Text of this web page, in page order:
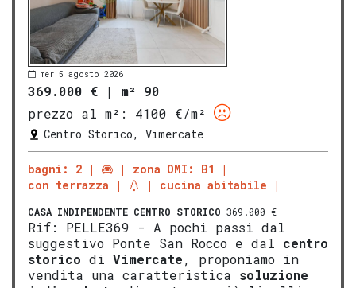
mer 5 agosto 2026
369.000 € | m² 90
prezzo al m²:
4100 €/m²
Centro Storico, Vimercate
bagni: 2
zona OMI: B1
con terrazza
cucina abitabile
CASA INDIPENDENTE CENTRO STORICO 369.000 €
Rif: PELLE369 - A pochi passi dal
suggestivo Ponte San Rocco e dal centro
storico di Vimercate, proponiamo in
vendita una caratteristica soluzione